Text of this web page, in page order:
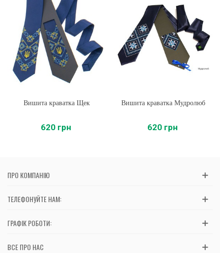
Вишита краватка Щек
620 грн
Вишита краватка Мудролюб
620 грн
ПРО КОМПАНІЮ
ТЕЛЕФОНУЙТЕ НАМ:
ГРАФІК РОБОТИ:
ВСЕ ПРО НАС